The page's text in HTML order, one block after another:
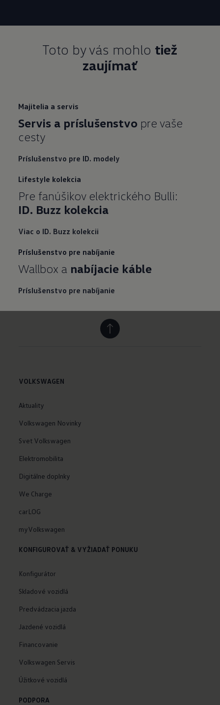
Toto by vás mohlo tiež
zaujímať
Majitelia a servis
Servis a príslušenstvo pre vaše
cesty
Príslušenstvo pre ID. modely
Lifestyle kolekcia
Pre fanúšikov elektrického Bulli:
ID. Buzz kolekcia
Viac o ID. Buzz kolekcii
Príslušenstvo pre nabíjanie
Wallbox a nabíjacie káble
Príslušenstvo pre nabíjanie
VOLKSWAGEN
Aktuality
Volkswagen Novinky
Svet Volkswagen
Elektromobilita
Digitálne doplnky
We Charge
carLOG
myVolkswagen
KONFIGUROVAŤ & VYŽIADAŤ PONUKU
Konfigurátor
Skladové vozidlá
Predvádzacia jazda
Jazdené vozidlá
Financovanie
Volkswagen Servis
Úžitkové vozidlá
PODPORA